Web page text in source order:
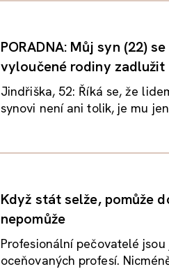
PORADNA: Můj syn (22)
vyloučené rodiny zadlužit
Jindřiška, 52: Říká se, že
synovi není ani tolik, je mu
Když stát selže, pomůže
nepomůže
Profesionální pečovatelé
oceňovaných profesí.